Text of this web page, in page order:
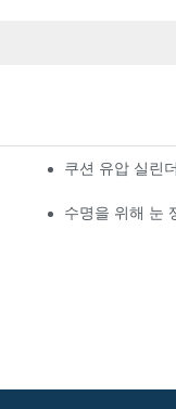
쿠션 유압 실린
수명을 위해 눈